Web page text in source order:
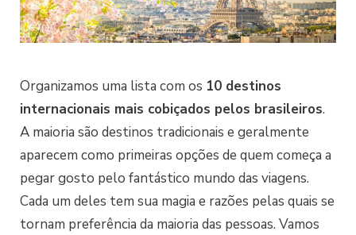
Organizamos uma lista com os 10 destinos
internacionais mais cobiçados pelos brasileiros.
A maioria são destinos tradicionais e geralmente
aparecem como primeiras opções de quem começa a
pegar gosto pelo fantástico mundo das viagens.
Cada um deles tem sua magia e razões pelas quais se
tornam preferência da maioria das pessoas. Vamos